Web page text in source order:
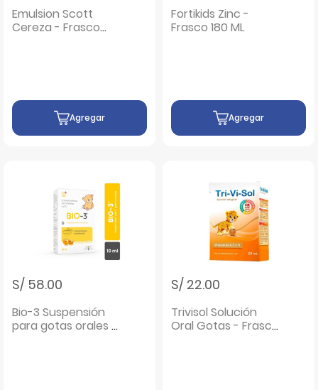
Emulsion Scott
Cereza - Frasco
Agregar
Fortikids Zinc -
Frasco 180 ML
Agregar
S/ 58.00
Bio-3 Suspensión
para gotas orales -
S/ 22.00
Trivisol Solución
Oral Gotas - Frasco